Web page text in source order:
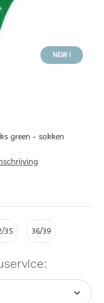
NEW !
green - sokken
35 36/39